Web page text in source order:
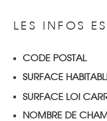
LES INFOS
Caractérisque Valeurs
CODE POSTAL
SURFACE
SURFACE LOI
NOMBRE DE